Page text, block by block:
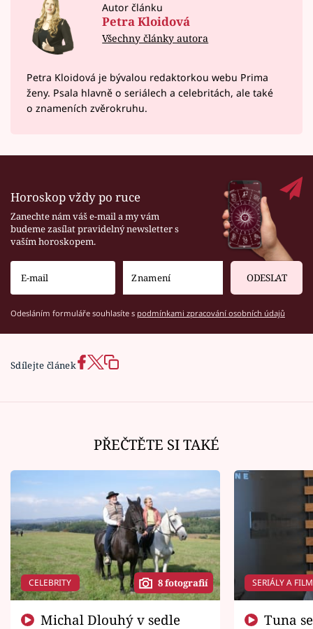
Autor článku
Petra Kloidová
Všechny články autora
Petra Kloidová je bývalou redaktorkou webu Prima
ženy. Psala hlavně o seriálech a celebritách, ale také
o znameních zvěrokruhu.
Horoskop vždy po ruce
Zanechte nám váš e-mail a my vám
budeme zasílat pravidelný newsletter s
vaším horoskopem.
ODESLAT
Odesláním formuláře souhlasíte s podmínkami zpracování osobních údajů
Sdílejte článek
PŘEČTĚTE SI TAKÉ
CELEBRITY 8 fotografií SERIÁLY A